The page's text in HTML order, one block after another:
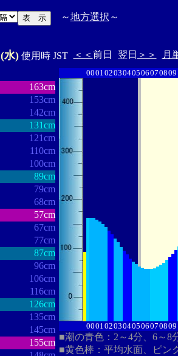
～地方選択 ～
水)使用時 JST ＜＜ 前日 翌日 ＞＞ 月
163cm
153cm
142cm
131cm
121cm
110cm
100cm
89cm
79cm
68cm
57cm
67cm
77cm
87cm
96cm
106cm
116cm
126cm
135cm
145cm
155cm
00010203040506070809
00010203040506070809
■潮の青色：2～4分、6～8
■黄色棒：平均水面、ピン